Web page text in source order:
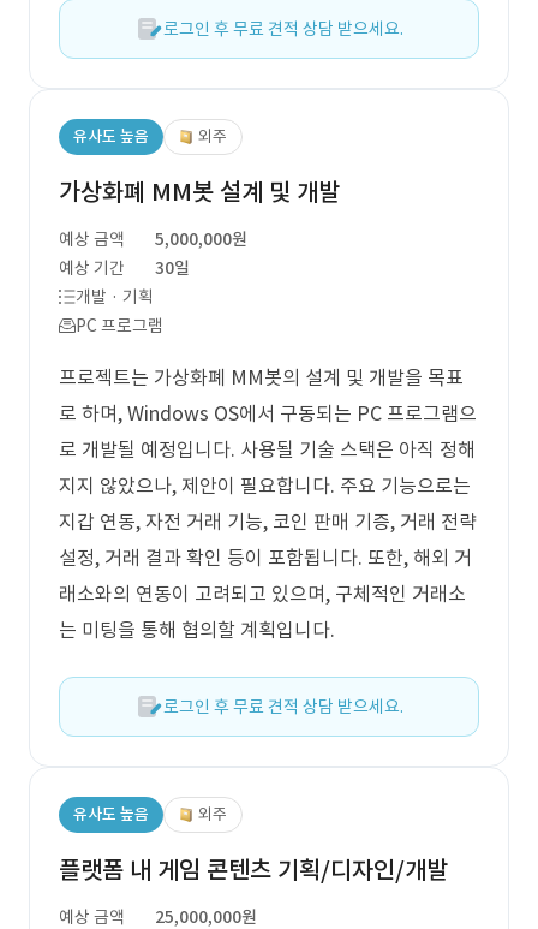
로그인 후 무료 견적 상담 받으세요.
유사도 높음 외주
가상화폐 MM봇 설계 및 개발
예상 금액
5,000,000원
예상 기간
30일
개발 · 기획
PC 프로그램
프로젝트는 가상화폐 MM봇의 설계 및 개발을 목표
로 하며, Windows OS에서 구동되는 PC 프로그램으
로 개발될 예정입니다. 사용될 기술 스택은 아직 정해
지지 않았으나, 제안이 필요합니다. 주요 기능으로는
지갑 연동, 자전 거래 기능, 코인 판매 기증, 거래 전략
설정, 거래 결과 확인 등이 포함됩니다. 또한, 해외 거
래소와의 연동이 고려되고 있으며, 구체적인 거래소
는 미팅을 통해 협의할 계획입니다.
로그인 후 무료 견적 상담 받으세요.
유사도 높음 외주
플랫폼 내 게임 콘텐츠 기획/디자인/개발
예상 금액 25,000,000원